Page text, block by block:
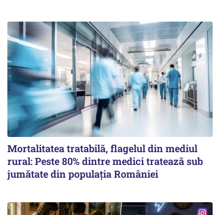
Mortalitatea tratabilă, flagelul din mediul
rural: Peste 80% dintre medici tratează sub
jumătate din populația României